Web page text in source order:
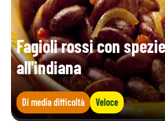
Fagioli rossi con spezie
all'indiana
Di media difficoltà Veloce